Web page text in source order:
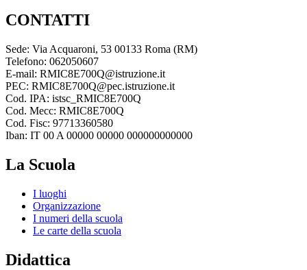
CONTATTI
Sede: Via Acquaroni, 53 00133 Roma (RM)
Telefono: 062050607
E-mail: RMIC8E700Q@istruzione.it
PEC: RMIC8E700Q@pec.istruzione.it
Cod. IPA: istsc_RMIC8E700Q
Cod. Mecc: RMIC8E700Q
Cod. Fisc: 97713360580
Iban: IT 00 A 00000 00000 000000000000
La Scuola
I luoghi
Organizzazione
I numeri della scuola
Le carte della scuola
Didattica